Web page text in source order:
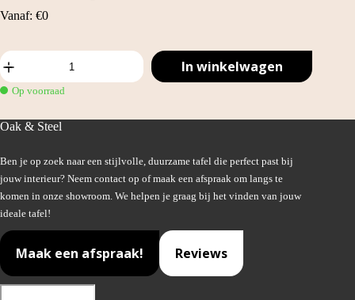
Vanaf: €0
Custom
3D
Configured
Product
In winkelwagen
Op voorraad
Oak & Steel
Ben je op zoek naar een stijlvolle, duurzame tafel die perfect past bij
jouw interieur? Neem contact op of maak een afspraak om langs te
komen in onze showroom. We helpen je graag bij het vinden van jouw
ideale tafel!
Maak een afspraak! Reviews